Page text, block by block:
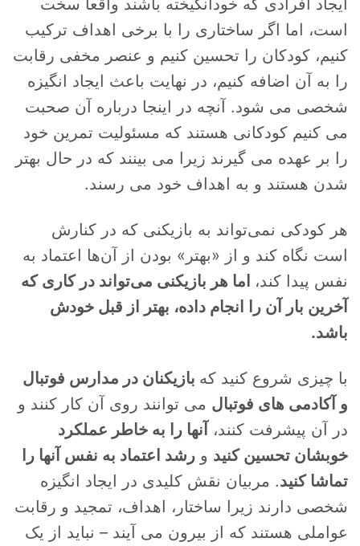
ایجاد افرادی که خودانگیخته باشند واقعاً سخت
است، اما اگر ساختاری را با برخی اهداف ترکیب
کنیم، کودکان را تحسین کنیم و عنصر مخفی رقابت
را به آن اضافه کنیم، در نهایت باعث ایجاد انگیزه
شخصی می شود. آنچه در اینجا درباره آن صحبت
می کنیم کودکانی هستند که مسئولیت تمرین خود
را بر عهده می گیرند زیرا می بینند که در حال بهتر
شدن هستند و به اهداف خود می رسند.
هر کودکی نمی‌تواند به بازیکنی که در کنارش
است نگاه کند و از «بهتر» بودن از آن‌ها اعتماد به
نفس پیدا کند، اما هر بازیکنی می‌تواند در کاری که
آخرین بار آن را انجام داده، بهتر از قبل خودش
باشد.
با چیزی شروع کنید که بازیکنان در مدارس فوتبال
و آکادمی های فوتبال می توانند روی آن کار کنند و
در آن پیشرفت کنند، آنها را به خاطر عملکرد
خوبشان تحسین کنید ورشد اعتماد به نفس آنها را
تماشا کنید. مربیان نقش کلیدی در ایجاد انگیزه
شخصی دارند زیرا ساختار، اهداف، تمجید و رقابت
عواملی هستند که از بیرون می آیند – نباید از یک